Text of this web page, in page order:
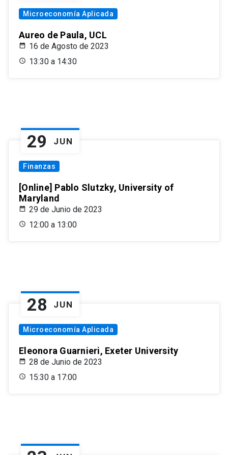
Microeconomía Aplicada
Aureo de Paula, UCL
16 de Agosto de 2023
13:30 a 14:30
29 JUN
Finanzas
[Online] Pablo Slutzky, University of
Maryland
29 de Junio de 2023
12:00 a 13:00
28 JUN
Microeconomía Aplicada
Eleonora Guarnieri, Exeter University
28 de Junio de 2023
15:30 a 17:00